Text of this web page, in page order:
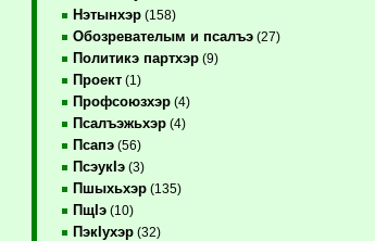
Нэтынхэр(158)
Обозревателым и псалъэ(27)
Политикэ партхэр(9)
Проект(1)
Профсоюзхэр(4)
Псалъэжьхэр(4)
Псапэ(56)
ПсэукIэ(3)
Пшыхьхэр(135)
ПщIэ(10)
ПэкIухэр(32)